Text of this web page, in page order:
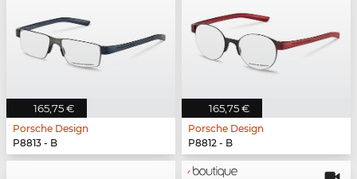
165,75 €
Porsche Design
P8813 - B
165,75 €
Porsche Design
P8812 - B